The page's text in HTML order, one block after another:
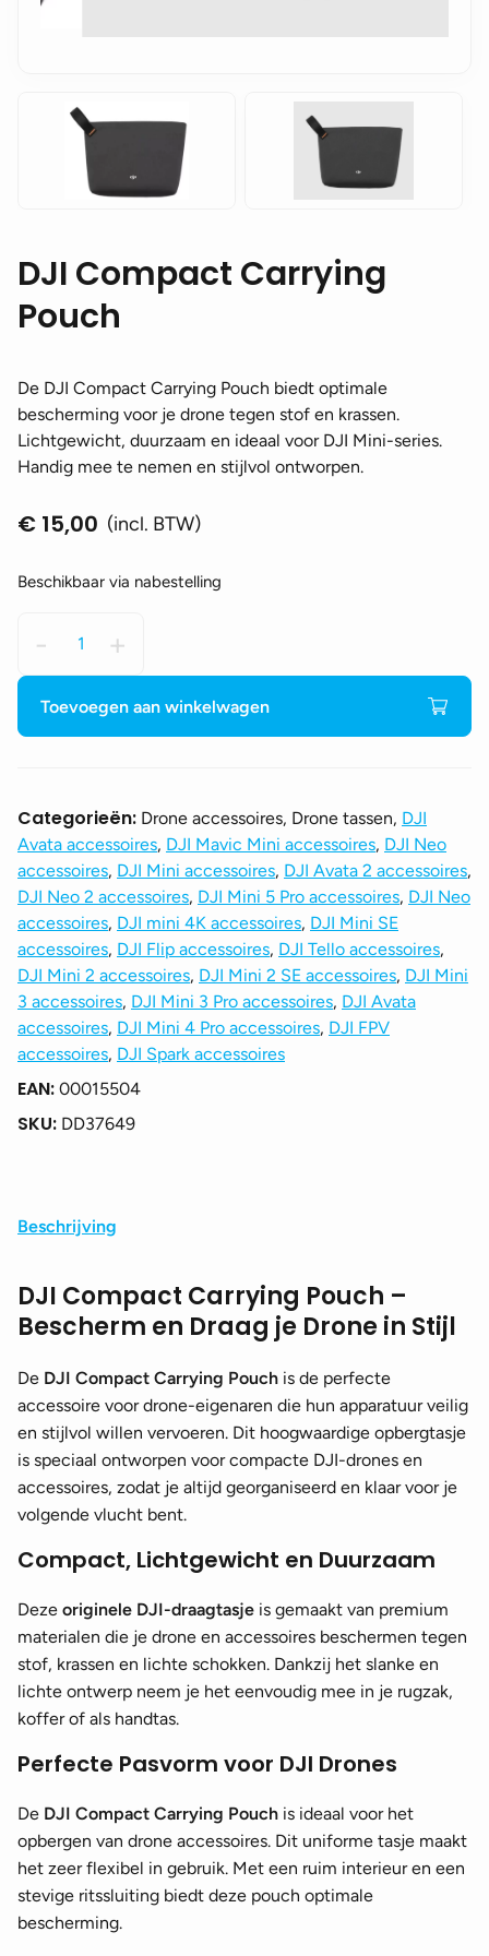
DJI Compact Carrying
Pouch
De DJI Compact Carrying Pouch biedt optimale
bescherming voor je drone tegen stof en krassen.
Lichtgewicht, duurzaam en ideaal voor DJI Mini-series.
Handig mee te nemen en stijlvol ontworpen.
€ 15,00 (incl. BTW)
Beschikbaar via nabestelling
-
Compact
Carrying
Pouch
aantal
+
Toevoegen aan winkelwagen
Categorieën: Drone accessoires, Drone tassen, DJI
Avata accessoires, DJI Mavic Mini accessoires, DJI Neo
accessoires, DJI Mini accessoires, DJI Avata 2 accessoires,
DJI Neo 2 accessoires, DJI Mini 5 Pro accessoires, DJI Neo
accessoires, DJI mini 4K accessoires, DJI Mini SE
accessoires, DJI Flip accessoires, DJI Tello accessoires,
DJI Mini 2 accessoires, DJI Mini 2 SE accessoires, DJI Mini
3 accessoires, DJI Mini 3 Pro accessoires, DJI Avata
accessoires, DJI Mini 4 Pro accessoires, DJI FPV
accessoires, DJI Spark accessoires
EAN: 00015504
SKU: DD37649
Beschrijving
DJI Compact Carrying Pouch –
Bescherm en Draag je Drone in Stijl
De DJI Compact Carrying Pouch is de perfecte
accessoire voor drone-eigenaren die hun apparatuur veilig
en stijlvol willen vervoeren. Dit hoogwaardige opbergtasje
is speciaal ontworpen voor compacte DJI-drones en
accessoires, zodat je altijd georganiseerd en klaar voor je
volgende vlucht bent.
Compact, Lichtgewicht en Duurzaam
Deze originele DJI-draagtasje is gemaakt van premium
materialen die je drone en accessoires beschermen tegen
stof, krassen en lichte schokken. Dankzij het slanke en
lichte ontwerp neem je het eenvoudig mee in je rugzak,
koffer of als handtas.
Perfecte Pasvorm voor DJI Drones
De DJI Compact Carrying Pouch is ideaal voor het
opbergen van drone accessoires. Dit uniforme tasje maakt
het zeer flexibel in gebruik. Met een ruim interieur en een
stevige ritssluiting biedt deze pouch optimale
bescherming.